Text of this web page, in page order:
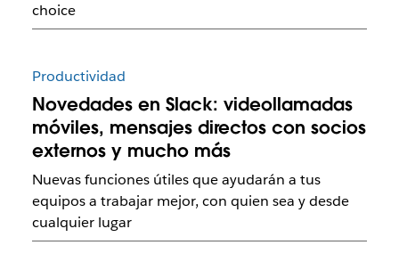
choice
Productividad
Novedades en Slack: videollamadas
móviles, mensajes directos con socios
externos y mucho más
Nuevas funciones útiles que ayudarán a tus
equipos a trabajar mejor, con quien sea y desde
cualquier lugar